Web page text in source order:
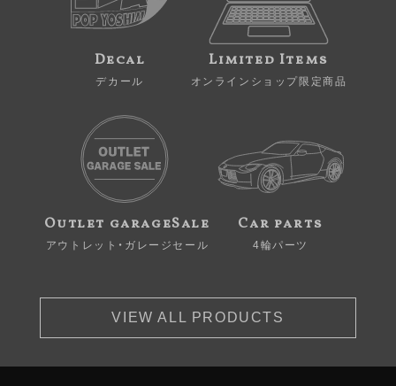
Decal
デカール
Limited Items
オンラインショップ限定商品
Outlet garageSale
アウトレット・ガレージセール
Car parts
4輪パーツ
VIEW ALL PRODUCTS